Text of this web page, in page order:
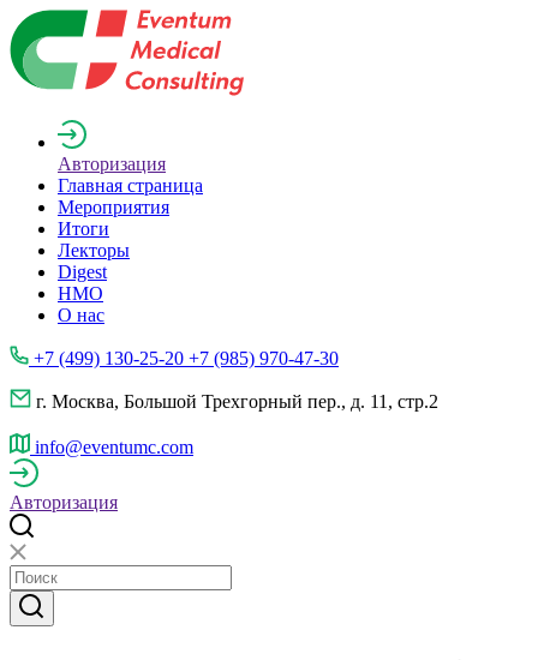
Авторизация
Главная страница
Мероприятия
Итоги
Лекторы
Digest
НМО
О нас
+7 (499) 130-25-20 +7 (985) 970-47-30
г. Москва, Большой Трехгорный пер., д. 11, стр.2
info@eventumc.com
Авторизация